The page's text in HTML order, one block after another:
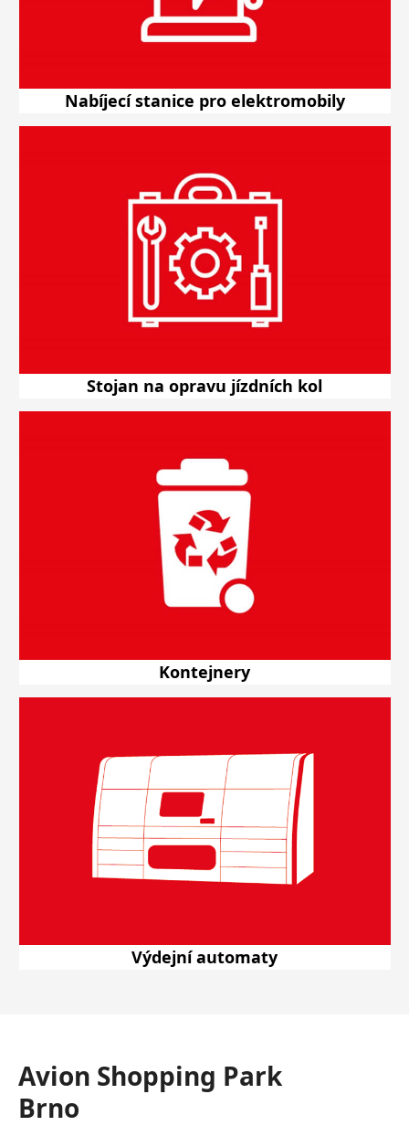
Nabíjecí stanice pro elektromobily
Stojan na opravu jízdních kol
Kontejnery
Výdejní automaty
Avion Shopping Park
Brno